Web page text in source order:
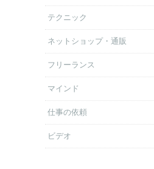
テクニック
ネットショップ・通販
フリーランス
マインド
仕事の依頼
ビデオ